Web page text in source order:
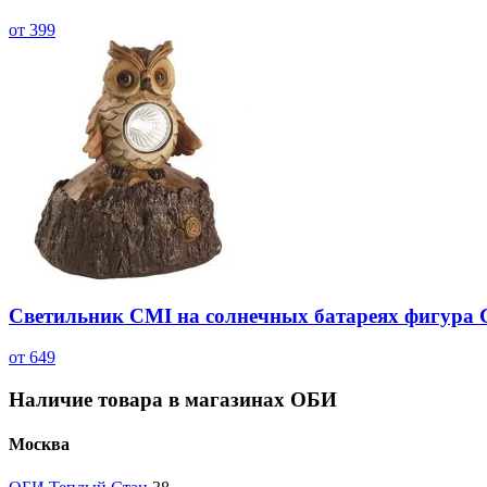
от 399
Светильник CMI на солнечных батареях фигура
от 649
Наличие товара в магазинах ОБИ
Москва